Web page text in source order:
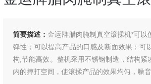
简要描述：金运牌腊肉腌制真空滚揉机*可
弹性；可以提高产品的口感及断面效果；可
构,节能高效。整机采用不锈钢制造，结构
内的摔打空间，使滚揉产品的效果均匀，噪